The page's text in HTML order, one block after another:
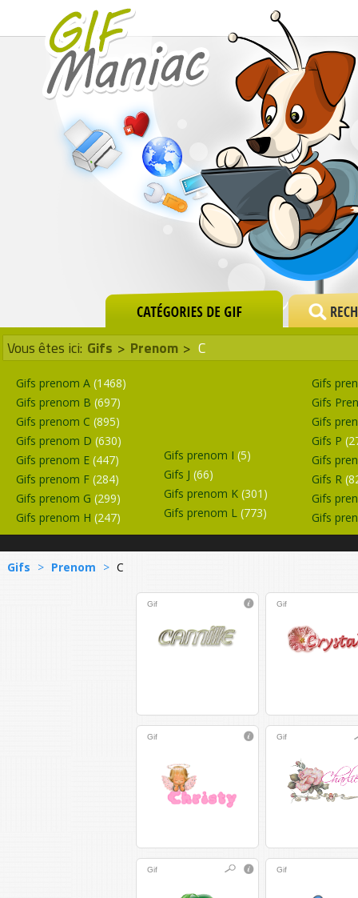
Vous êtes ici: Gifs > Prenom > C
Gifs prenom A (1468)
Gifs prenom B (697)
Gifs prenom C (895)
Gifs prenom D (630)
Gifs prenom E (447)
Gifs prenom F (284)
Gifs prenom G (299)
Gifs prenom H (247)
Gifs prenom I (5)
Gifs J (66)
Gifs prenom K (301)
Gifs prenom L (773)
Gifs
Gifs
Gifs
Gifs P
Gifs
Gifs R
Gifs
Gifs
Gifs > Prenom > C
Gif Gif
Gif Gif
Gif Gif